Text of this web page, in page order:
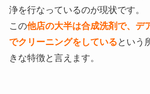
浄を行なっているのが現状です。
この他店の大半は合成洗剤で、デ
でクリーニングをしている という
きな特徴と言えます。